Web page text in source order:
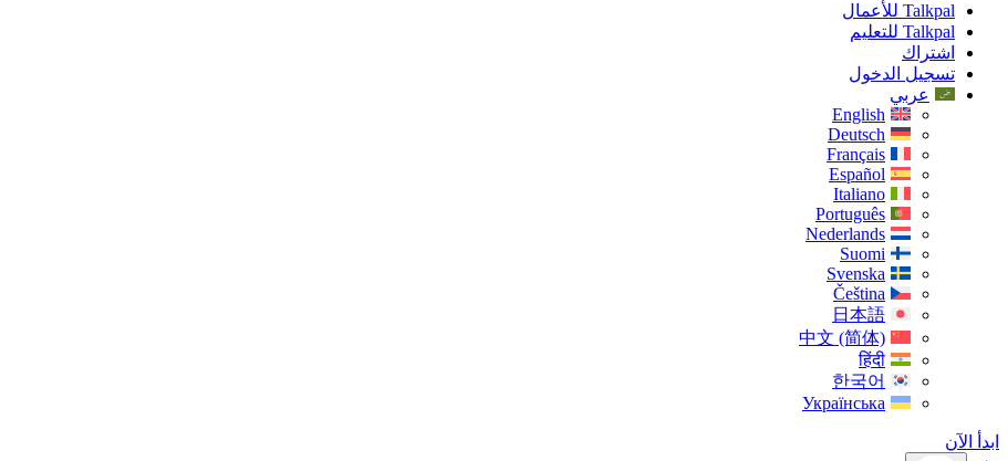
Talkpal للأعمال
Talkpal للتعليم
اشتراك
تسجيل الدخول
عربي
English
Deutsch
Français
Español
Italiano
Português
Nederlands
Suomi
Svenska
Čeština
日本語
中文 (简体)
हिंदी
한국어
Українська
ابدأ الآن